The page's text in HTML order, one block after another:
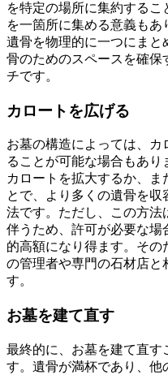
を特定の場所に集約する
を一箇所に集める意義もあ
遺骨を物理的に一つにまと
骨のためのスペースを確保
チです。
カロートを広げる
お墓の構造によっては、カ
ることが可能な場合もあ
カロートを拡大するか、ま
とで、より多くの遺骨を
法です。ただし、この方法
伴うため、許可が必要な場
的高額になり得ます。その
の管理者や専門の石材店と
す。
お墓を建て直す
最終的に、お墓を建て直す
す。遺骨が満杯であり、他